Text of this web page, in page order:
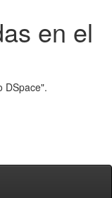
en el
DSpace".